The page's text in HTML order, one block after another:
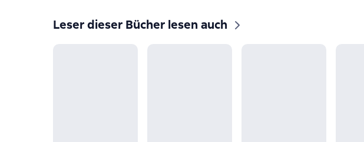
Leser dieser Bücher lesen auch